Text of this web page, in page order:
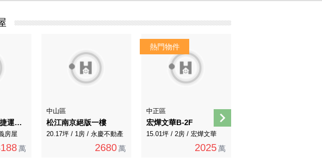
中山近松江南京捷運｜三角窗商辦店鋪附雙車位
房屋
萬
中山區
松江南京絕版一樓
20.17坪 / 1房 / 永慶不動產
2680 萬
中正區
宏燁文華B-2F
15.01坪 / 2房 / 宏燁文華
2025 萬